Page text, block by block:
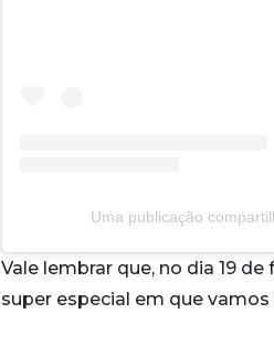
Uma publicação
Vale lembrar que, no dia 19 de
super especial em que